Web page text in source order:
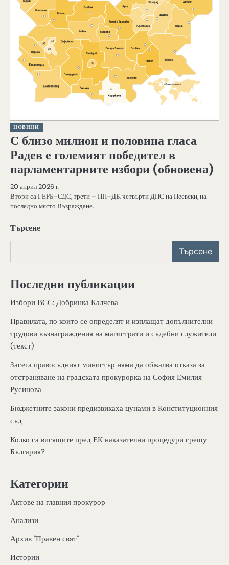
НОВИНИ
С близо милион и половина гласа
Радев е големият победител в
парламентарните избори (обновена)
20 април 2026 г.
Втори са ГЕРБ–СДС, трети – ПП–ДБ, четвърти ДПС на Пеевски, на
последно място Възраждане.
Търсене
Търсене
Последни публикации
Избори ВСС: Добринка Калчева
Правилата, по които се определят и изплащат допълнителни
трудови възнаграждения на магистрати и съдебни служители
(текст)
Засега правосъдният министър няма да обжалва отказа за
отстраняване на градската прокурорка на София Емилия
Русинова
Бюджетните закони предизвикаха цунами в Конституционния
съд
Колко са висящите пред ЕК наказателни процедури срещу
България?
Категории
Актове на главния прокурор
Анализи
Архив "Правен свят"
Истории